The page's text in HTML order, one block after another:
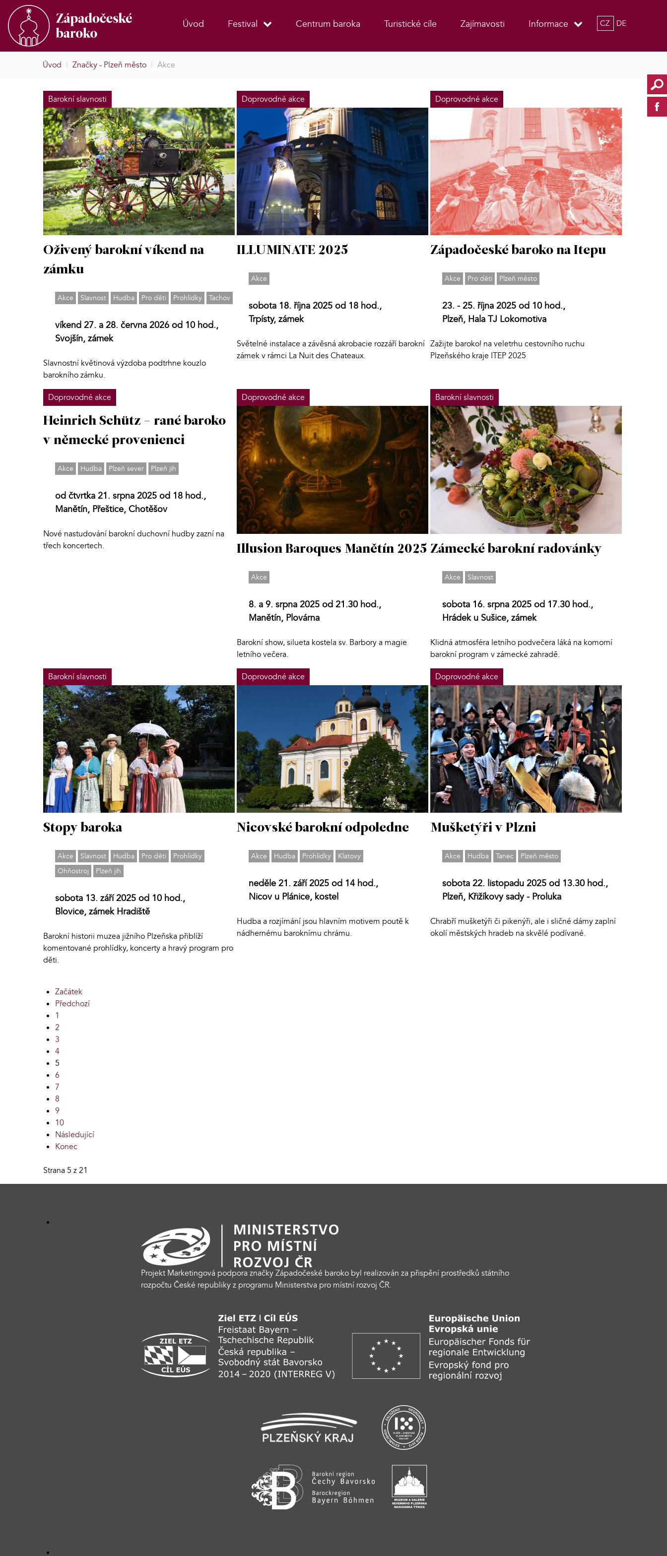
Úvod Festival Centrum baroka Turistické cíle Zajímavosti Informace CZ DE
Úvod | Značky - Plzeň město | Akce
Barokní slavnosti
Oživený barokní víkend na
zámku
Akce Slavnost Hudba Pro děti Prohlídky Tachov
víkend 27. a 28. června 2026 od 10 hod.,
Svojšín, zámek
Slavnostní květinová výzdoba podtrhne kouzlo
barokního zámku.
Doprovodné akce
ILLUMINATE 2025
Akce
sobota 18. října 2025 od 18 hod.,
Trpísty, zámek
Světelné instalace a závěsná akrobacie rozzáří barokní
zámek v rámci La Nuit des Chateaux.
Doprovodné akce
Západočeské baroko na Itepu
Akce Pro děti Plzeň město
23. - 25. října 2025 od 10 hod.,
Plzeň, Hala TJ Lokomotiva
Zažijte baroko! na veletrhu cestovního ruchu
Plzeňského kraje ITEP 2025
Doprovodné akce
Heinrich Schütz - rané baroko
v německé provenienci
Akce Hudba Plzeň sever Plzeň jih
od čtvrtka 21. srpna 2025 od 18 hod.,
Manětín, Přeštice, Chotěšov
Nové nastudování barokní duchovní hudby zazní na
třech koncertech.
Doprovodné akce
Illusion Baroques Manětín 2025
Akce
8. a 9. srpna 2025 od 21.30 hod.,
Manětín, Plovárna
Barokní show, silueta kostela sv. Barbory a magie
letního večera.
Barokní slavnosti
Zámecké barokní radovánky
Akce Slavnost
sobota 16. srpna 2025 od 17.30 hod.,
Hrádek u Sušice, zámek
Klidná atmosféra letního podvečera láká na komorní
barokní program v zámecké zahradě.
Barokní slavnosti
Stopy baroka
Akce Slavnost Hudba Pro děti
Prohlídky
Ohňostroj
Plzeň jih
sobota 13. září 2025 od 10 hod.,
Blovice, zámek Hradiště
Barokní historii muzea jižního Plzeňska přiblíží
komentované prohlídky, koncerty a hravý program pro
děti.
Doprovodné akce
Nicovské barokní odpoledne
Akce Hudba Prohlídky Klatovy
neděle 21. září 2025 od 14 hod.,
Nicov u Plánice, kostel
Hudba a rozjímání jsou hlavním motivem poutě k
nádhernému baroknímu chrámu.
Doprovodné akce
Mušketýři v Plzni
Akce Hudba Tanec Plzeň město
sobota 22. listopadu 2025 od 13.30 hod.,
Plzeň, Křižíkovy sady - Proluka
Chrabří mušketýři či pikenýři, ale i sličné dámy zaplní
okolí městských hradeb na skvělé podívané.
Začátek
Předchozí
1
2
3
4
5
6
7
8
9
10
Následující
Konec
Strana 5 z 21
Projekt Marketingová podpora značky Západočeské baroko byl realizován za přispění prostředků státního
rozpočtu České republiky z programu Ministerstva pro místní rozvoj ČR.